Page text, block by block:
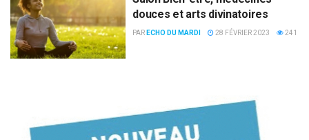
douces et arts divinatoires
PAR ECHO DU MARDI 28 FÉVRIER 2023 241